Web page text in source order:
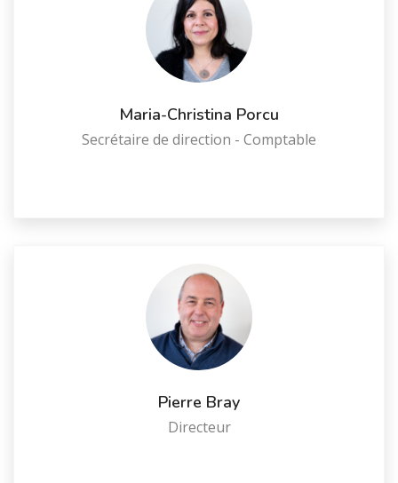
Maria-Christina Porcu
Secrétaire de direction - Comptable
Pierre Bray
Directeur